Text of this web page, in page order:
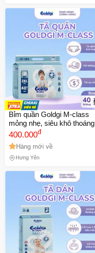
Bỉm quần Goldgi M-class
mỏng nhẹ, siêu khô thoáng
hạ nhiệt cho mùa hè đủ size
chính hãng
400.000đ
Hàng mới về
Hưng Yên